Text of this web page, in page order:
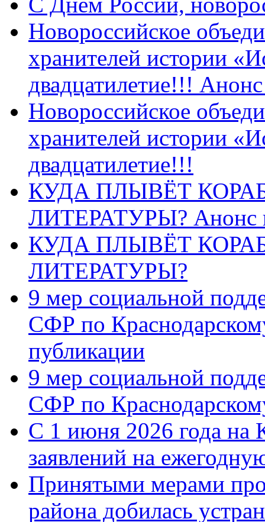
Новороссийское
хранителей истории
двадцатилетие!!!
Новороссийское
хранителей истории
двадцатилетие!!!
КУДА ПЛЫВЁТ
ЛИТЕРАТУРЫ? Анонс
КУДА ПЛЫВЁТ
ЛИТЕРАТУРЫ?
9 мер социальной
СФР по
публикации
9 мер социальной
СФР по
С 1 июня 2026 года на
заявлений на
Принятыми мерами
района добилась